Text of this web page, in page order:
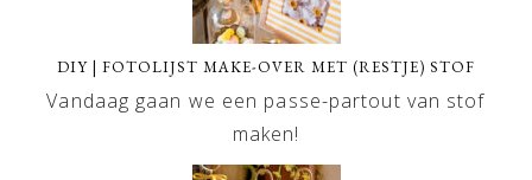
DIY | FOTOLIJST MAKE-OVER MET (RESTJE) STOF
Vandaag gaan we een passe-partout van stof
maken!